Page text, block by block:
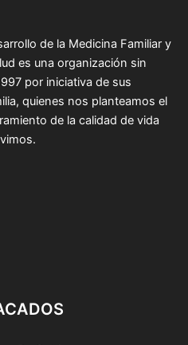
de la Medicina Familiar y
es una organización sin
por iniciativa de sus
quienes nos planteamos el
de la calidad de vida